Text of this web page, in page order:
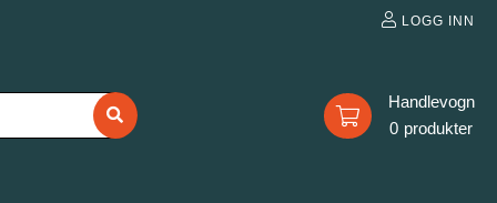
LOGG INN
0